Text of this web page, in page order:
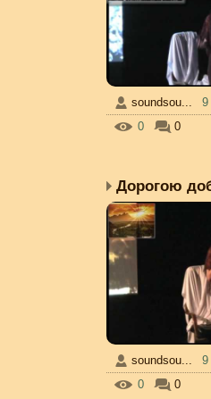
soundsou...
9
0
0
Дорогою
soundsou...
9
0
0